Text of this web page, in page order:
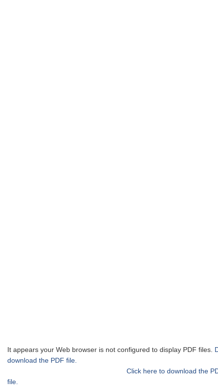
It appears your Web browser is not configured to display PDF files.
download the PDF file.
Click here to download the
file.